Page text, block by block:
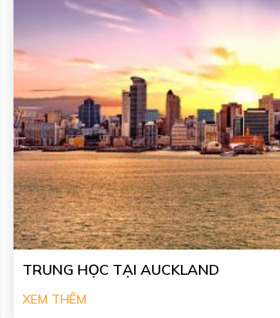
TRUNG HỌC TẠI AUCKLAND
XEM THÊM